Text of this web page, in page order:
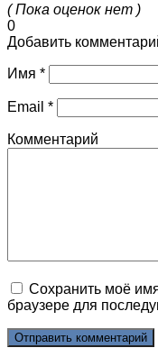
( Пока оценок нет )
0
Добавить
Имя *
Email *
Комментарий
Сохранить моё
браузере для